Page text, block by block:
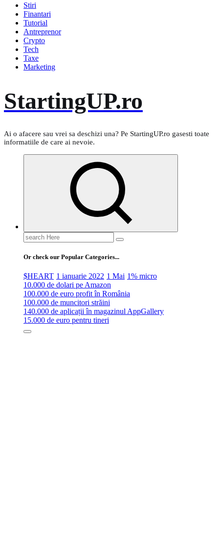
Stiri
Finantari
Tutorial
Antreprenor
Crypto
Tech
Taxe
Marketing
StartingUP.ro
Ai o afacere sau vrei sa deschizi una? Pe StartingUP.ro gasesti toate
informatiile de care ai nevoie.
Search
for:
Or check our Popular Categories...
$HEART 1 ianuarie 2022 1 Mai 1% micro
10.000 de dolari pe Amazon
100.000 de euro profit în România
100.000 de muncitori străini
140.000 de aplicații în magazinul AppGallery
15.000 de euro pentru tineri